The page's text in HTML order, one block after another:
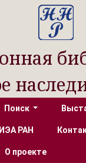
Поиск
РАН
О проекте